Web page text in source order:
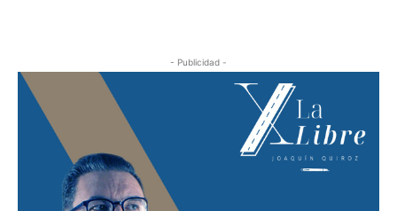
- Publicidad -